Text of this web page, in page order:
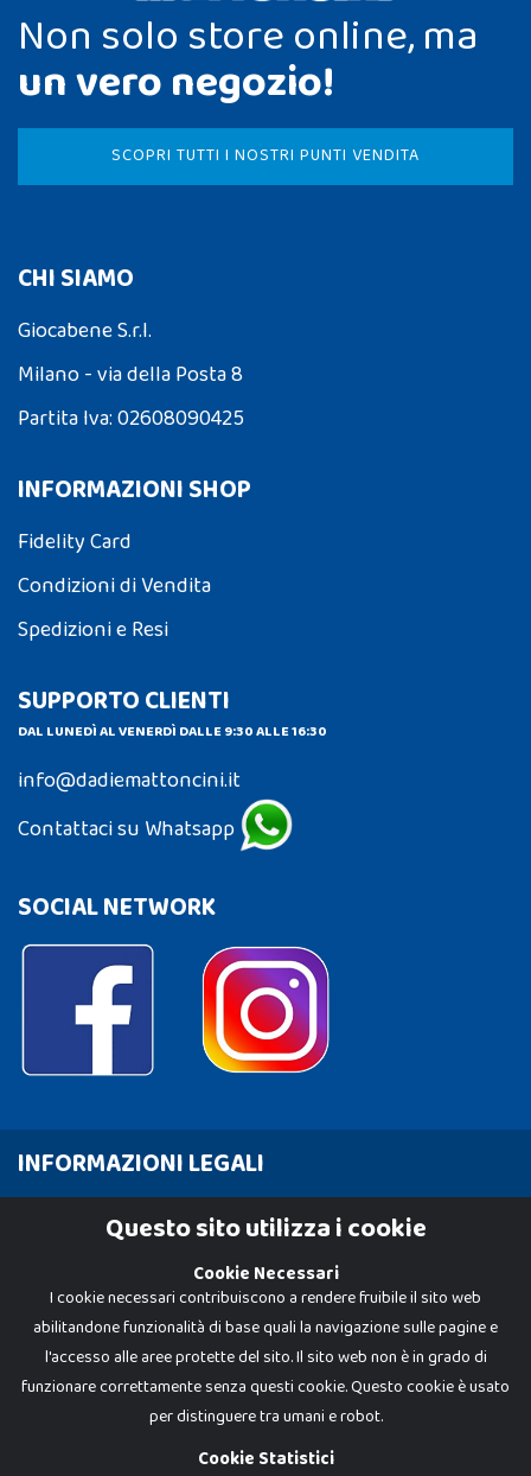
Non solo store online, ma
un vero negozio!
SCOPRI TUTTI I NOSTRI PUNTI VENDITA
CHI SIAMO
Giocabene S.r.l.
Milano - via della Posta 8
Partita Iva: 02608090425
INFORMAZIONI SHOP
Fidelity Card
Condizioni di Vendita
Spedizioni e Resi
SUPPORTO CLIENTI
DAL LUNEDÌ AL VENERDÌ DALLE 9:30 ALLE 16:30
info@dadiemattoncini.it
Contattaci su Whatsapp
SOCIAL NETWORK
INFORMAZIONI LEGALI
Cookie PolicyQuesto sito utilizza i cookie
Cookie Necessari
I cookie necessari contribuiscono a rendere fruibile il sito web
abilitandone funzionalità di base quali la navigazione sulle pagine e
l'accesso alle aree protette del sito. Il sito web non è in grado di
funzionare correttamente senza questi cookie. Questo cookie è usato
per distinguere tra umani e robot.
Cookie Statistici